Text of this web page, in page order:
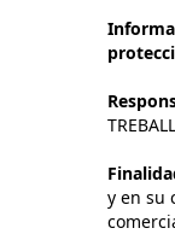
y en su